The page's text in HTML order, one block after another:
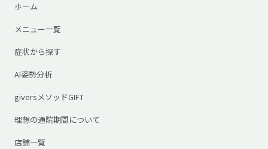
ホーム
メニュー一覧
症状から探す
AI姿勢分析
giversメソッドGIFT
理想の通院期間について
店舗一覧